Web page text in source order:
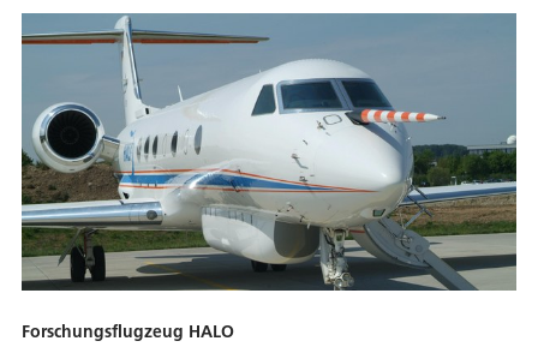
Forschungsflugzeug HALO